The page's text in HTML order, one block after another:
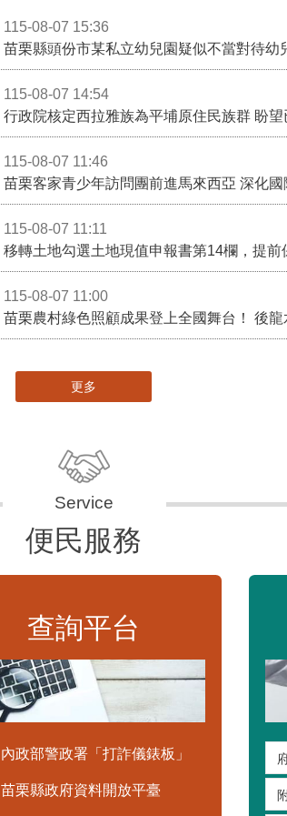
115-08-07 15:36
苗栗縣頭份市某私立幼兒園疑似不當對待幼
115-08-07 14:54
115-08-07 11:46
苗栗客家青少年訪問團前進馬來西亞 深化
115-08-07 11:11
移轉土地勾選土地現值申報書第14欄，提前
115-08-07 11:00
更多
便民服務
查詢平台
內政部警政署「打詐儀錶板」
苗栗縣政府資料開放平臺